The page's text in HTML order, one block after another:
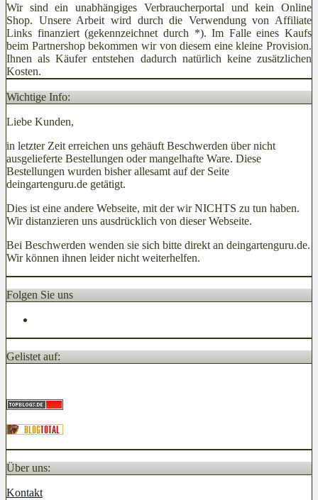
Wir sind ein unabhängiges Verbraucherportal und kein Online
Shop. Unsere Arbeit wird durch die Verwendung von Affiliate
Links finanziert (gekennzeichnet durch *). Im Falle eines Kaufs
beim Partnershop bekommen wir von diesem eine kleine Provision.
Ihnen als Käufer entstehen dadurch natürlich keine zusätzlichen
Kosten.
Wichtige Info:
Liebe Kunden,
in letzter Zeit erreichen uns gehäuft Beschwerden über nicht
ausgelieferte Bestellungen oder mangelhafte Ware. Diese
Bestellungen wurden bisher allesamt auf der Seite
deingartenguru.de getätigt.
Dies ist eine andere Webseite, mit der wir NICHTS zu tun haben.
Wir distanzieren uns ausdrücklich von dieser Webseite.
Bei Beschwerden wenden sie sich bitte direkt an deingartenguru.de.
Wir können ihnen leider nicht weiterhelfen.
Folgen Sie uns
Gelistet auf:
Über uns:
Kontakt